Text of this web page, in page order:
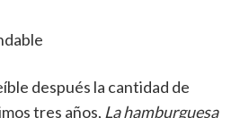
después la cantidad de
tres años, La hamburguesa